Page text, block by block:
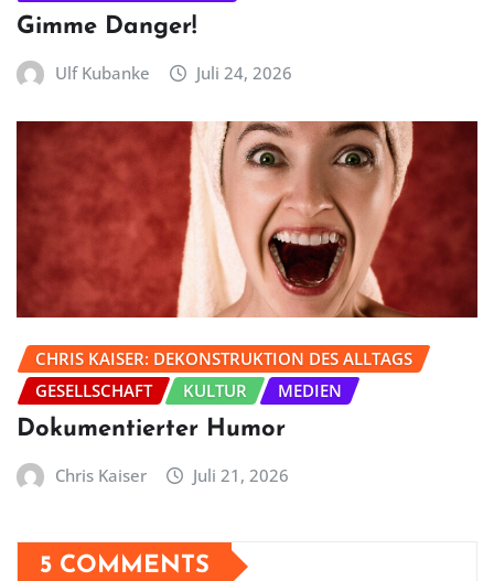
Gimme Danger!
Ulf Kubanke Juli 24, 2026
CHRIS KAISER: DEKONSTRUKTION DES ALLTAGS
GESELLSCHAFT
KULTUR MEDIEN
Dokumentierter Humor
Chris Kaiser Juli 21, 2026
5 COMMENTS